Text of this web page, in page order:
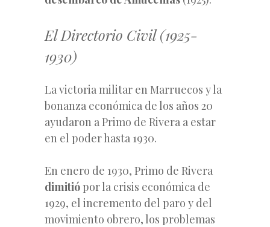
El Directorio Civil (1925-
1930)
La victoria militar en Marruecos y la
bonanza económica de los años 20
ayudaron a Primo de Rivera a estar
en el poder hasta 1930.
En enero de 1930, Primo de Rivera
dimitió por la crisis económica de
1929, el incremento del paro y del
movimiento obrero, los problemas